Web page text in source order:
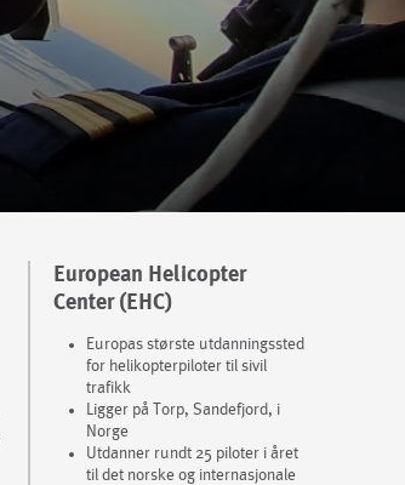
European Helicopter
Center (EHC)
Europas største utdanningssted
for helikopterpiloter til sivil
trafikk
Ligger på Torp, Sandefjord, i
Norge
Utdanner rundt 25 piloter i året
til det norske og internasjonale